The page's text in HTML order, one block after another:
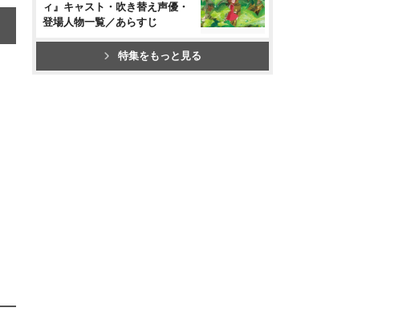
ィ』キャスト・吹き替え声優・
登場人物一覧／あらすじ
特集をもっと見る